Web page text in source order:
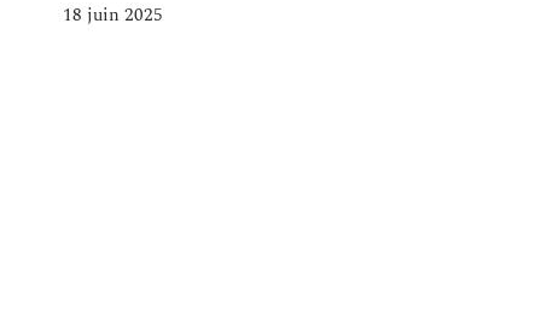
18 juin 2025